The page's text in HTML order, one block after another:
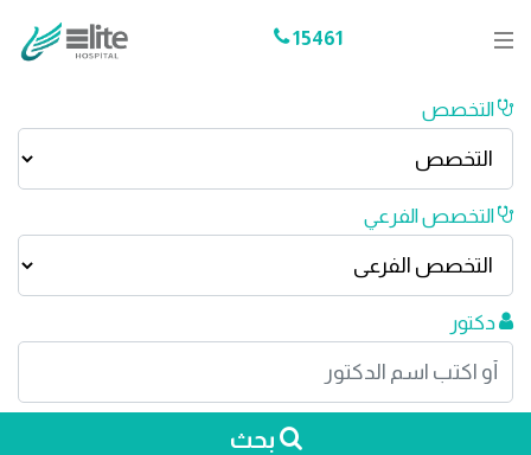
15461
التخصص
التخصص الفرعي
دكتور
بحث